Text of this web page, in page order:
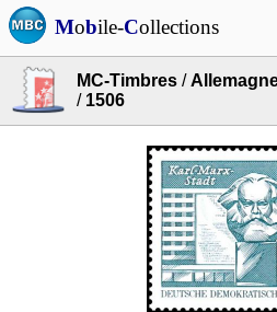
Mobile-Collections
MC-Timbres /
/ 1506